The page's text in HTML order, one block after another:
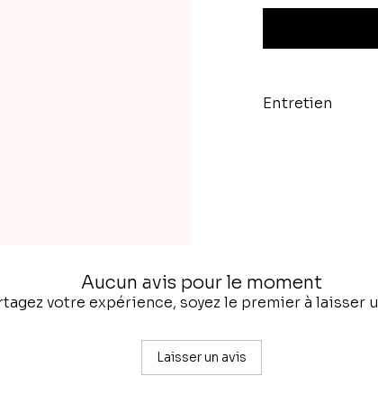
Entretien
Aucun avis pour le moment
votre expérience, soyez le premier à laisser
Laisser un avis